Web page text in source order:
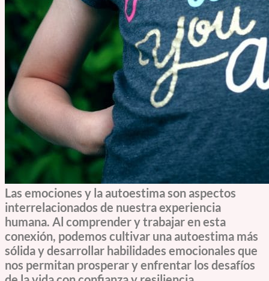
Las emociones y la autoestima son aspectos
interrelacionados de nuestra experiencia
humana. Al comprender y trabajar en esta
conexión, podemos cultivar una autoestima más
sólida y desarrollar habilidades emocionales que
nos permitan prosperar y enfrentar los desafíos